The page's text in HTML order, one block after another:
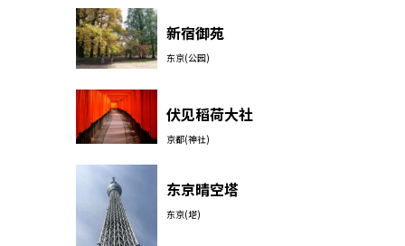
新宿御苑
东京(公园)
伏见稻荷大社
京都(神社)
东京晴空塔
东京(塔)